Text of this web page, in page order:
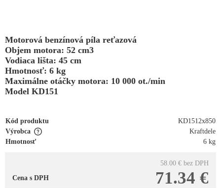
Motorová benzínová píla reťazová
Objem motora: 52 cm3
Vodiaca lišta: 45 cm
Hmotnosť: 6 kg
Maximálne otáčky motora: 10 000 ot./min
Model KD151
Kód produktu
KD1512x850
Výrobca
Kraftdele
Hmotnosť
6 kg
58.00 € bez DPH
71.34 €
Cena s DPH